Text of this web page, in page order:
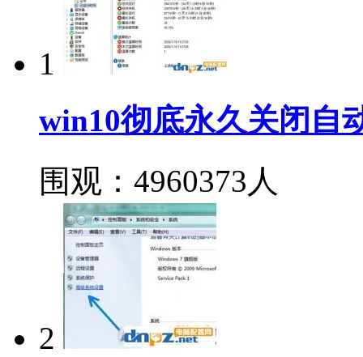
1
win10彻底永久关闭自
围观：4960373人
2